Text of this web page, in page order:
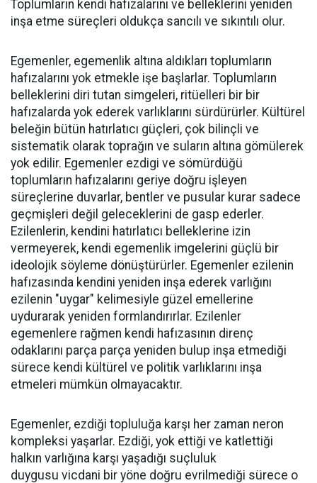
Toplumların kendi hafızalarını ve belleklerini yeniden
inşa etme süreçleri oldukça sancılı ve sıkıntılı olur.
Egemenler, egemenlik altına aldıkları toplumların
hafızalarını yok etmekle işe başlarlar. Toplumların
belleklerini diri tutan simgeleri, ritüelleri bir bir
hafızalarda yok ederek varlıklarını sürdürürler. Kültürel
beleğin bütün hatırlatıcı güçleri, çok bilinçli ve
sistematik olarak toprağın ve suların altına gömülerek
yok edilir. Egemenler ezdigi ve sömürdüğü
toplumların hafızalarını geriye doğru işleyen
süreçlerine duvarlar, bentler ve pusular kurar sadece
geçmişleri değil geleceklerini de gasp ederler.
Ezilenlerin, kendini hatırlatıcı belleklerine izin
vermeyerek, kendi egemenlik imgelerini güçlü bir
ideolojik söyleme dönüştürürler. Egemenler ezilenin
hafızasında kendini yeniden inşa ederek varlığını
ezilenin "uygar" kelimesiyle güzel emellerine
uydurarak yeniden formlandırırlar. Ezilenler
egemenlere rağmen kendi hafızasının direnç
odaklarını parça parça yeniden bulup inşa etmediği
sürece kendi kültürel ve politik varlıklarını inşa
etmeleri mümkün olmayacaktır.
Egemenler, ezdiği topluluğa karşı her zaman neron
kompleksi yaşarlar. Ezdiği, yok ettiği ve katlettiği
halkın varlığına karşı yaşadığı suçluluk
duygusu vicdani bir yöne doğru evrilmediği sürece o